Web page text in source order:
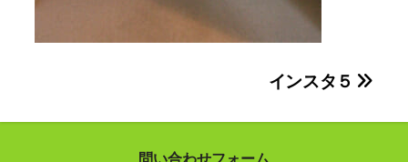
稿
インスタ５
問い合わせフォーム